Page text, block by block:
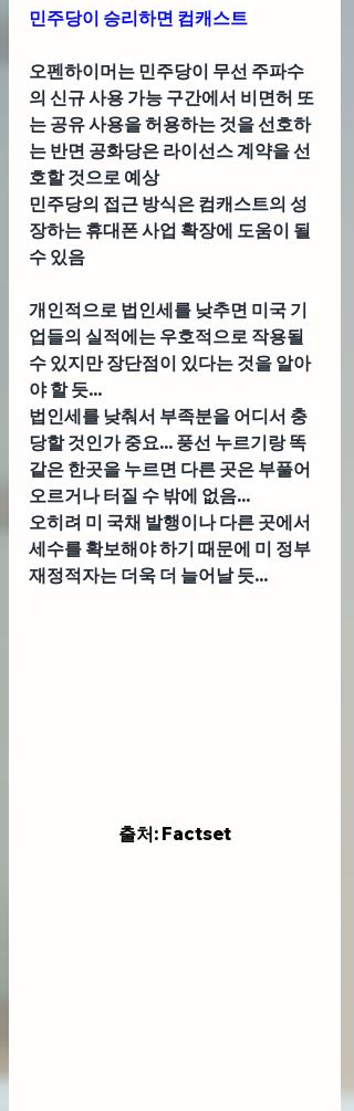
민주당이 승리하면 컴캐스트
오펜하이머는 민주당이 무선 주파수
의 신규 사용 가능 구간에서 비면허 또
는 공유 사용을 허용하는 것을 선호하
는 반면 공화당은 라이선스 계약을 선
호할 것으로 예상
민주당의 접근 방식은 컴캐스트의 성
장하는 휴대폰 사업 확장에 도움이 될
수 있음
개인적으로 법인세를 낮추면 미국 기
업들의 실적에는 우호적으로 작용될
수 있지만 장단점이 있다는 것을 알아
야 할 듯...
법인세를 낮춰서 부족분을 어디서 충
당할 것인가 중요... 풍선 누르기랑 똑
같은 한곳을 누르면 다른 곳은 부풀어
오르거나 터질 수 밖에 없음...
오히려 미 국채 발행이나 다른 곳에서
세수를 확보해야 하기 때문에 미 정부
재정적자는 더욱 더 늘어날 듯...
출처: Factset